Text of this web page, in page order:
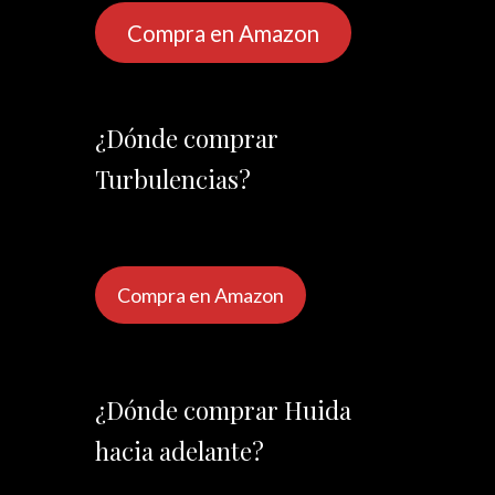
Compra en Amazon
¿Dónde comprar
Turbulencias?
Compra en Amazon
¿Dónde comprar Huida
hacia adelante?